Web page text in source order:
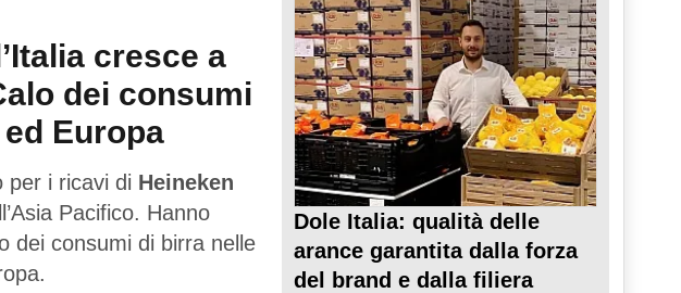
cresce a
dei consumi
Europa
per i ricavi di Heineken
Pacifico. Hanno
dei consumi di birra nelle
Dole Italia: qualità delle
arance garantita dalla forza
del brand e dalla filiera